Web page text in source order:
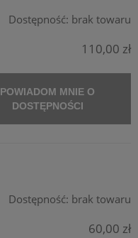
Dostępność: brak towaru
110,00 zł
POWIADOM MNIE O
DOSTĘPNOŚCI
Dostępność: brak towaru
60,00 zł